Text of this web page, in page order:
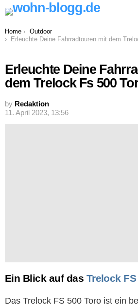
You are here:
Home
Outdoor
Erleuchte Deine Fahrradtouren mit dem
Erleuchte Deine
dem Trelock Fs 500
by Redaktion
11. April 2023, 13:56
Ein Blick auf das Trelock FS
Das Trelock FS 500 Toro ist ein